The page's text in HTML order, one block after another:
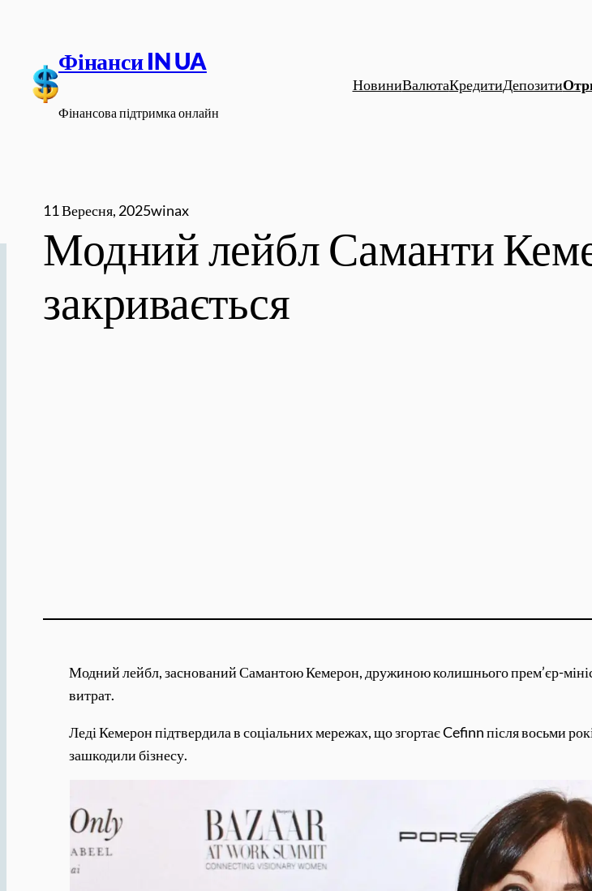
вмісту
Фінанси IN UA
Фінансова підтримка онлайн
НовиниВалютаКредитиДепозити
11 Вересня, 2025winax
Модний лейбл Саманти
закривається
Модний лейбл, заснований Самантою Кемерон, дружиною колишнього прем’єр-
витрат.
Леді Кемерон підтвердила в соціальних мережах, що згортає Cefinn після восьми
зашкодили бізнесу.